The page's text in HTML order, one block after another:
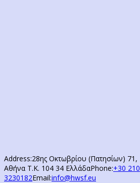
Address:28ης Οκτωβρίου (Πατησίων) 71,
Αθήνα Τ.Κ. 104 34 ΕλλάδαPhone:+30 210
3230182Email:info@hwsf.eu